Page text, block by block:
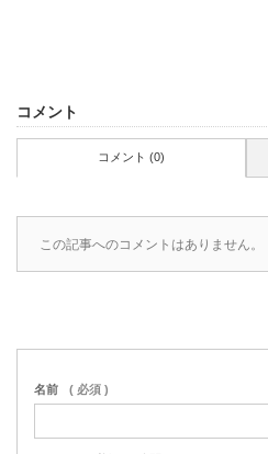
コメント
コメント (0)
この記事へのコメントはありません。
名前 ( 必須 )